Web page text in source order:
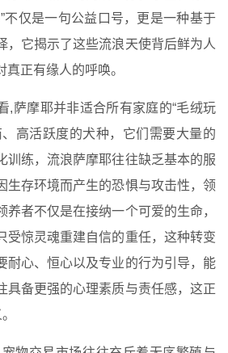
不仅是一句公益口号，更是一种基于
，它揭示了这些流浪天使背后鲜为人
正有缘人的呼唤。
,萨摩耶并非适合所有家庭的“毛绒玩
高活跃度的犬种，它们需要大量的
训练，流浪萨摩耶往往缺乏基本的服
生存环境而产生的恐惧与攻击性，领
养者不仅是在接纳一个可爱的生命，
受惊灵魂重建自信的重任，这种转变
耐心、恒心以及专业的行为引导，能
具备更强的心理素质与责任感，这正